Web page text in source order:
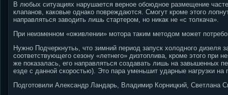
В любых ситуациях нарушается верное обоюдное размещение
клапанов, каковые однако повреждаются. Смогут кроме этого
направляться заводить лишь стартером, но никак не «с толкача».
При неизменном «оживлении» мотора таким методом может
Нужно Подчеркнутьь, что зимний период запуск холодного дизеля
соответствующего сезону «летнего» дизтоплива, кроме этого при
же показалась, его направляться создавать лишь на завышенных
езде с данной скоростью). Это пара уменьшит ударные нагрузки
Подготовили Александр Ландарь, Владимир Корницкий, Светлана